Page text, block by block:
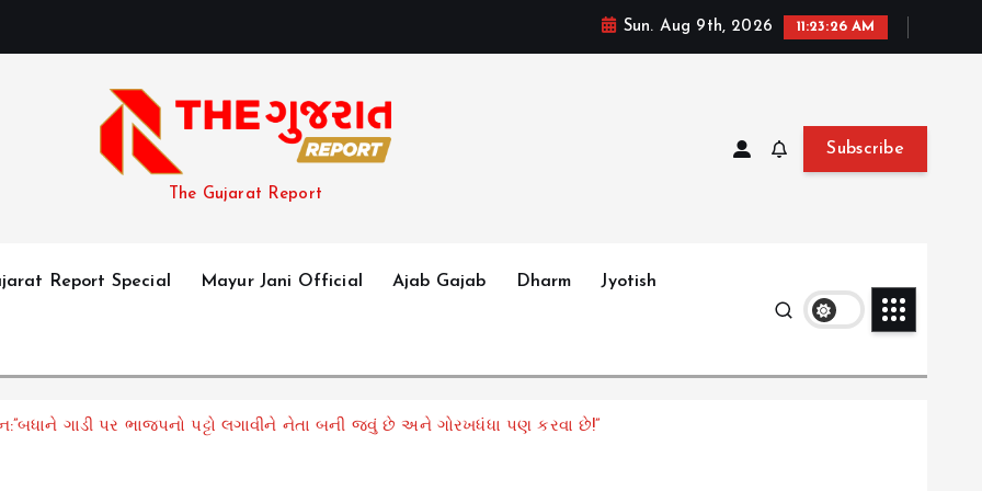
Sun. Aug 9th, 2026 11:23:27 AM
The Gujarat Report
Subscribe
Report Special Mayur Jani Official Ajab Gajab Dharm Jyotish
ગાડી પર ભાજપનો પટ્ટો લગાવીને નેતા બની જવું છે અને ગોરખધંધા પણ કરવા છે!”